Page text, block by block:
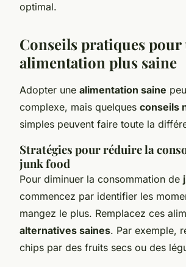
optimal.
Conseils pratiques pour
alimentation plus saine
Adopter une alimentation saine
complexe, mais quelques conseils
simples peuvent faire toute la
Stratégies pour réduire la
junk food
Pour diminuer la consommation de
commencez par identifier les
mangez le plus. Remplacez ces
alternatives saines. Par exemple,
chips par des fruits secs ou des